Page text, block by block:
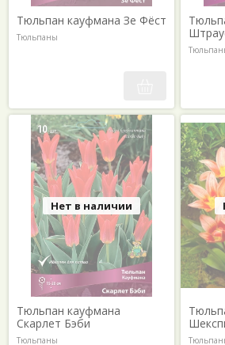
Тюльпан кауфмана Зе Фёст
Тюльпаны
Нет в наличии
Тюльпан кауфмана
Скарлет Бэби
Тюльпаны